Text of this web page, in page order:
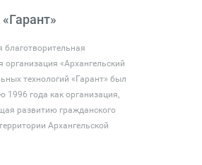
благотворительная
организация «Архангельский
технологий «Гарант» был
1996 года как организация,
развитию гражданского
Архангельской